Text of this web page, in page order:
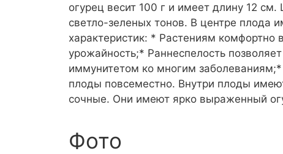
огурец весит 100 г и имеет длину 12
светло-зеленых тонов. В центре плода
характеристик: * Растениям комфортно
урожайность;* Раннеспелость
иммунитетом ко многим заболеваниям;*
плоды повсеместно. Внутри плоды
сочные. Они имеют ярко выраженный
Фото